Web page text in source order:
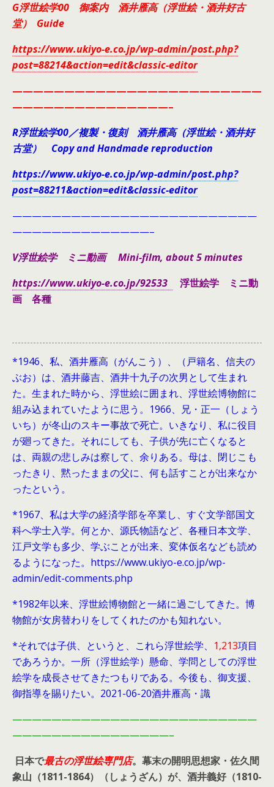
G浮世絵学00 御案内 酒井雁高（浮世絵・酒井好古
堂） Guide
https://www.ukiyo-e.co.jp/wp-admin/post.php?
post=88214&action=edit&classic-editor
————————————————————————
———————————————–
R浮世絵学00／複製・復刻 酒井雁高（浮世絵・酒井好
古堂） Copy and Handmade reproduction
https://www.ukiyo-e.co.jp/wp-admin/post.php?
post=88211&action=edit&classic-editor
—————————————————————————
——————————————–
V浮世絵学 ミニ動画 Mini-film, about 5 minutes
https://www.ukiyo-e.co.jp/92533
浮世絵学 ミニ動
画 各種
*1946、 私、酒井雁高（がんこう）、（戸籍名、信夫の
ぶお）は、酒井藤吉、酒井十九子の次男として生まれ
た。生まれた時から、浮世絵に囲まれ、浮世絵博物館に
組み込まれていたように思う。1966、兄・正一（しょう
いち）が冬山のスキー事故で死亡。いきなり、私に役目
が廻ってきた。それにしても、子供が先に亡くなると
は、両親の悲しみは察して、余りある。母は、閉じこも
ったきり、黙ったままの父に、何も話すことが出来なか
ったという。
*1967、私は大学の経済学部を卒業し、すぐ文学部国文
科へ学士入学。何とか、源氏物語など、各種日本文学、
江戸文学も多少、学ぶことが出来、変体仮名なども読め
るようになった。https://www.ukiyo-e.co.jp/wp-
admin/edit-comments.php
*1982年以来、浮世絵博物館と一緒に過ごしてきた。博
物館が女房替わりをしてくれたのかも知れない。
*それでは子供、というと、これら浮世絵学、 1,213項目
であろうか。一所（浮世絵学）懸命、学問としての浮世
絵学を成長させてきたつもりである。今後も、御支援、
御指導を賜りたい。2021-06-20酒井雁高・識
—————————————————————————
————————————————–
日本で最古の浮世絵専門店。幕末の開明思想家・ 佐久間
象山（1811-1864）（しょうざん）が、酒井義好（1810-